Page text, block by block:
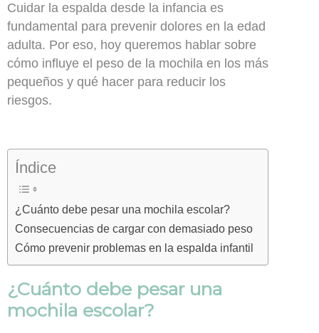
Cuidar la espalda desde la infancia es
fundamental para prevenir dolores en la edad
adulta. Por eso, hoy queremos hablar sobre
cómo influye el peso de la mochila en los más
pequeños y qué hacer para reducir los
riesgos.
Índice
¿Cuánto debe pesar una mochila escolar?
Consecuencias de cargar con demasiado peso
Cómo prevenir problemas en la espalda infantil
¿Cuánto debe pesar una
mochila escolar?